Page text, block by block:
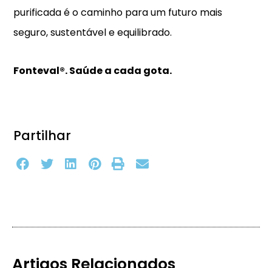
purificada é o caminho para um futuro mais
seguro, sustentável e equilibrado.
Fonteval®. Saúde a cada gota.
Partilhar